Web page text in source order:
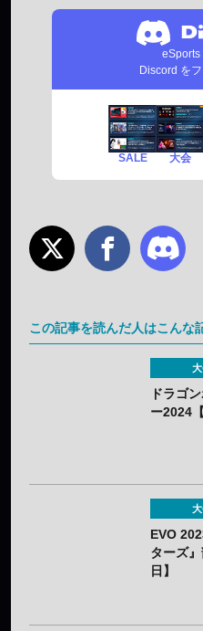
eSports
Discord を
SALE 大会
この記事を読んだ人はこんな
ドラゴ
ー2024
EVO
ターズ
日】